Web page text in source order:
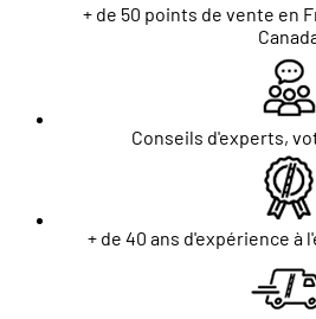
+ de 50 points de vente en
Conseils d'experts,
+ de 40 ans d'expérience à